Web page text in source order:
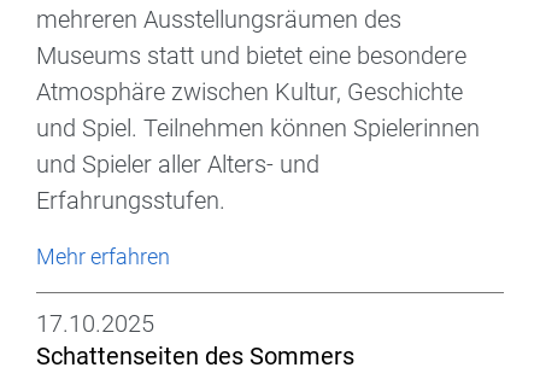
mehreren Ausstellungsräumen des
Museums statt und bietet eine besondere
Atmosphäre zwischen Kultur, Geschichte
und Spiel. Teilnehmen können Spielerinnen
und Spieler aller Alters- und
Erfahrungsstufen.
Mehr erfahren
17.10.2025
Schattenseiten des Sommers